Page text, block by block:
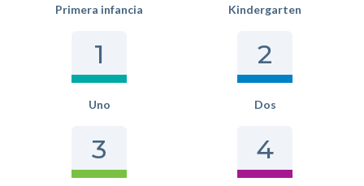
Primera infancia Kindergarten
1
Uno
2
Dos
3 4